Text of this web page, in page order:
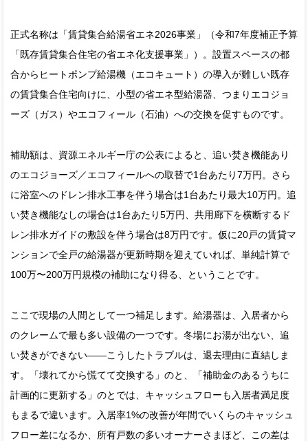
正式名称は「賃貸集合給湯省エネ2026事業」（令和7年度補正予算
「既存賃貸集合住宅の省エネ化支援事業」）。設置スペースの都
合からヒートポンプ給湯機（エコキュート）の導入が難しい既存
の賃貸集合住宅向けに、小型の省エネ型給湯器、つまりエコジョ
ーズ（ガス）やエコフィール（石油）への交換を促すものです。
補助額は、資源エネルギー庁の公表によると、追い焚き機能あり
のエコジョーズ／エコフィールへの取替で1台あたり7万円。さら
に浴室へのドレン排水工事を伴う場合は1台あたり最大10万円。追
い焚き機能なしの場合は1台あたり5万円、共用廊下を横断するド
レン排水ガイドの敷設を伴う場合は8万円です。仮に20戸の賃貸マ
ンションで全戸の給湯器が更新時期を迎えていれば、単純計算で
100万〜200万円規模の補助になり得る、ということです。
ここで現場の人間として一つ補足します。給湯器は、入居者から
のクレームで最も多い設備の一つです。冬場にお湯が出ない、追
い焚きができない——こうしたトラブルは、退去理由に直結しま
す。「壊れてから慌てて交換する」のと、「補助金のあるうちに
計画的に更新する」のとでは、キャッシュフローも入居者満足度
もまるで違います。入居率1%の改善が年間でいくらのキャッシュ
フロー差になるか、所有戸数の多いオーナーさまほど、この差は